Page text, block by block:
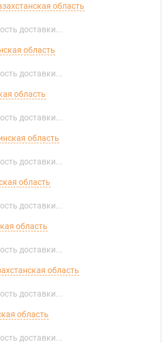
область
доставки...
область
доставки...
область
доставки...
область
доставки...
область
доставки...
область
доставки...
область
доставки...
область
доставки...